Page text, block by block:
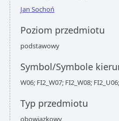
Jan Sochoń
Poziom przedmiotu
podstawowy
Symbol/Symbole
W06; FI2_W07; FI2_W08; FI2_U06;
Typ przedmiotu
obowiązkowy